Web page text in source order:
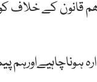
کے خلاف کوئی
ہوناچاہیےاورہم